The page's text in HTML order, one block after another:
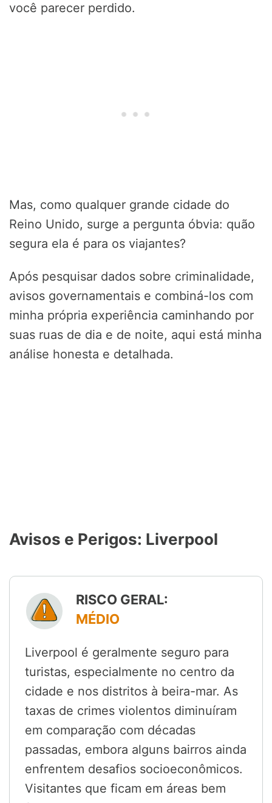
você parecer perdido.
Mas, como qualquer grande cidade do
Reino Unido, surge a pergunta óbvia: quão
segura ela é para os viajantes?
Após pesquisar dados sobre criminalidade,
avisos governamentais e combiná-los com
minha própria experiência caminhando por
suas ruas de dia e de noite, aqui está minha
análise honesta e detalhada.
Avisos e Perigos: Liverpool
RISCO GERAL:
MÉDIO
Liverpool é geralmente seguro para
turistas, especialmente no centro da
cidade e nos distritos à beira-mar. As
taxas de crimes violentos diminuíram
em comparação com décadas
passadas, embora alguns bairros ainda
enfrentem desafios socioeconômicos.
Visitantes que ficam em áreas bem